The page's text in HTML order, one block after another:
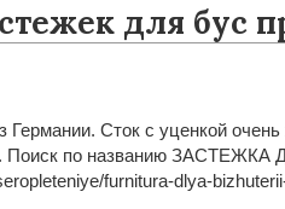
для бус
Германии. Сток с уценкой
Поиск по названию ЗАСТЕЖКА
furnitura-dlya-